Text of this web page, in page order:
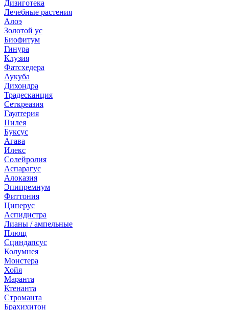
Дизиготека
Лечебные растения
Алоэ
Золотой ус
Биофитум
Гинура
Клузия
Фатсхедера
Аукуба
Дихондра
Традесканция
Сеткреазия
Гаултерия
Пилея
Буксус
Агава
Илекс
Солейролия
Аспарагус
Алоказия
Эпипремнум
Фиттония
Циперус
Аспидистра
Лианы / ампельные
Плющ
Сциндапсус
Колумнея
Монстера
Хойя
Маранта
Ктенанта
Строманта
Брахихитон